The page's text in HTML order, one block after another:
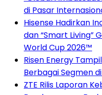
di Pasar
Hisense Hadirkan
dan “Smart Living”
World Cup 2026™
Risen Energy
Berbagai Segmen
ZTE Rilis Laporan